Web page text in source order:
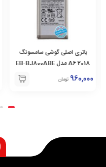
باتری اصلی گوشی سامسونگ
2018 A6 مدل EB-BJ800ABE
960,000 تومان